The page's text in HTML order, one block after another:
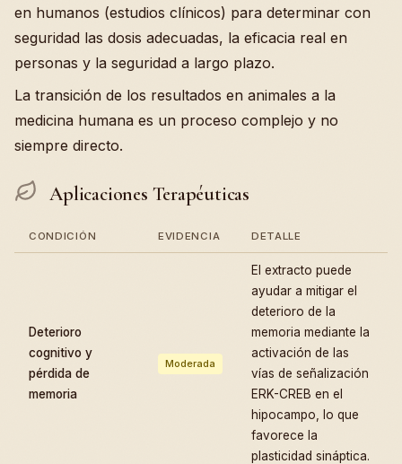
en humanos (estudios clínicos) para determinar con
seguridad las dosis adecuadas, la eficacia real en
personas y la seguridad a largo plazo.
La transición de los resultados en animales a la
medicina humana es un proceso complejo y no
siempre directo.
Aplicaciones Terapéuticas
CONDICIÓN EVIDENCIA DETALLE
Deterioro
cognitivo y
pérdida de
memoria
Moderada
El extracto puede
ayudar a mitigar el
deterioro de la
memoria mediante la
activación de las
vías de señalización
ERK-CREB en el
hipocampo, lo que
favorece la
plasticidad sináptica.